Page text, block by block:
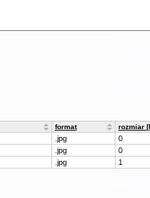
format rozmiar
.jpg
0
.jpg
0
.jpg 1